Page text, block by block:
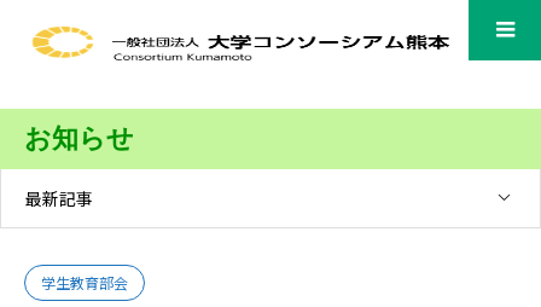
お知らせ
最新記事
学生教育部会